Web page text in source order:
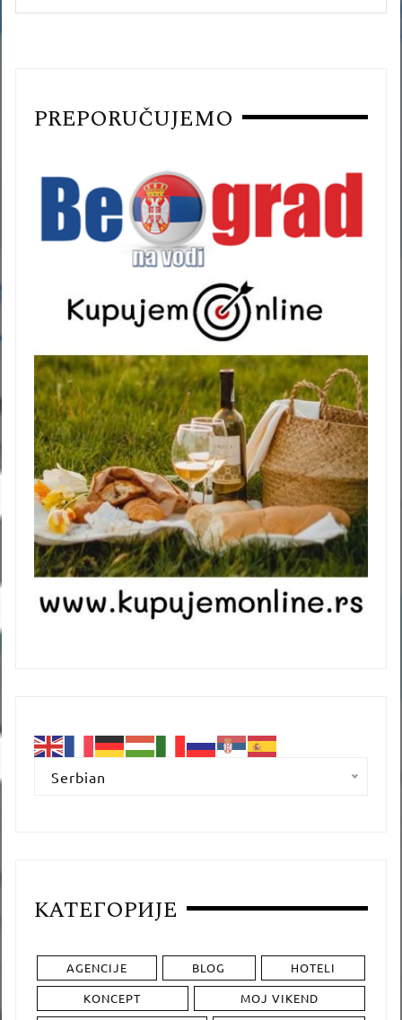
PREPORUČUJEMO
Serbian
КАТЕГОРИЈЕ
AGENCIJE BLOG
HOTELI
KONCEPT
MOJ VIKEND